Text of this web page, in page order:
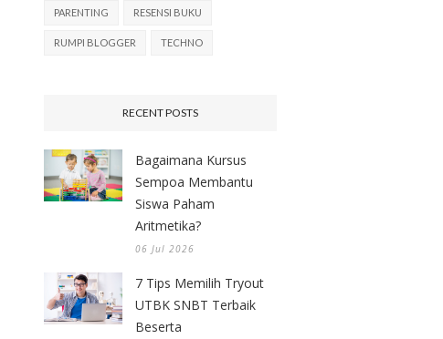
PARENTING RESENSI BUKU
RUMPI BLOGGER TECHNO
RECENT POSTS
Bagaimana Kursus
Sempoa Membantu
Siswa Paham
Aritmetika?
06 Jul 2026
7 Tips Memilih Tryout
UTBK SNBT Terbaik
Beserta